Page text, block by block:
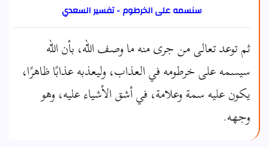
سنسمه على الخرطوم - تفسير السعدي
ثم توعد تعالى من جرى منه ما وصف الله، بأن الله
سيسمه على خرطومه في العذاب، وليعذبه عذابًا ظاهرًا،
يكون عليه سمة وعلامة، في أشق الأشياء عليه، وهو
وجهه.